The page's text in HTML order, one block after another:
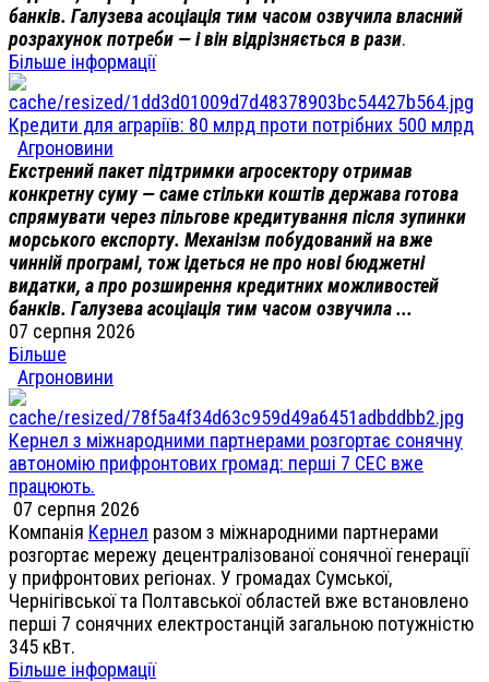
банків. Галузева асоціація тим часом озвучила власний
розрахунок потреби — і він відрізняється в рази.
Більше інформації
Кредити для аграріїв: 80 млрд проти потрібних 500 млрд
Агроновини
Екстрений пакет підтримки агросектору отримав
конкретну суму — саме стільки коштів держава готова
спрямувати через пільгове кредитування після зупинки
морського експорту. Механізм побудований на вже
чинній програмі, тож ідеться не про нові бюджетні
видатки, а про розширення кредитних можливостей
банків. Галузева асоціація тим часом озвучила ...
07 серпня 2026
Більше
Агроновини
Кернел з міжнародними партнерами розгортає сонячну
автономію прифронтових громад: перші 7 СЕС вже
працюють.
07 серпня 2026
Компанія Кернел разом з міжнародними партнерами
розгортає мережу децентралізованої сонячної генерації
у прифронтових регіонах. У громадах Сумської,
Чернігівської та Полтавської областей вже встановлено
перші 7 сонячних електростанцій загальною потужністю
345 кВт.
Більше інформації